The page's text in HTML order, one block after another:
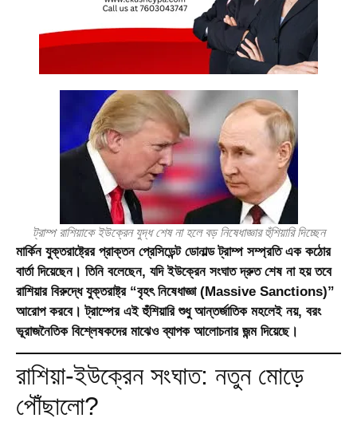
ট্রাম্প রাশিয়াকে ইউক্রেন যুদ্ধ শেষ না হলে বড় নিষেধাজ্ঞার হুঁশিয়ারি দিচ্ছেন
মার্কিন যুক্তরাষ্ট্রের প্রাক্তন প্রেসিডেন্ট ডোনাল্ড ট্রাম্পসম্প্রতি এক কঠোর
বার্তা দিয়েছেন। তিনি বলেছেন, যদি ইউক্রেন সংঘাত দ্রুত শেষ না হয় তবে
রাশিয়ার বিরুদ্ধে যুক্তরাষ্ট্র “বৃহৎ নিষেধাজ্ঞা (Massive Sanctions)”
আরোপ করবে। ট্রাম্পের এই হুঁশিয়ারি শুধু আন্তর্জাতিক মহলেই নয়, বরং
ভূরাজনৈতিক বিশ্লেষকদের মাঝেও ব্যাপক আলোচনার জন্ম দিয়েছে।
রাশিয়া-ইউক্রেন সংঘাত: নতুন মোড়ে
পৌঁছালো?